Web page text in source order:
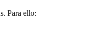
Para ello: